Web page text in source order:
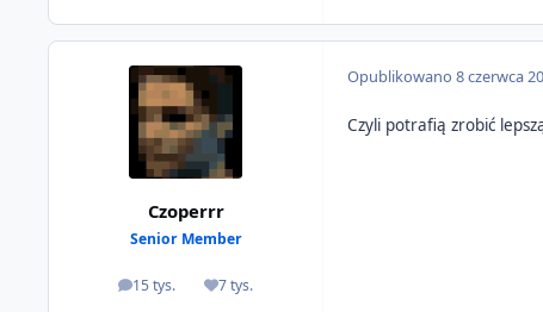
Czoperrr
Senior Member
15 tys.
odpowiedzi7 tys.
Reputacja
Opublikowano8 czerwca
Czyli potrafią zrobić